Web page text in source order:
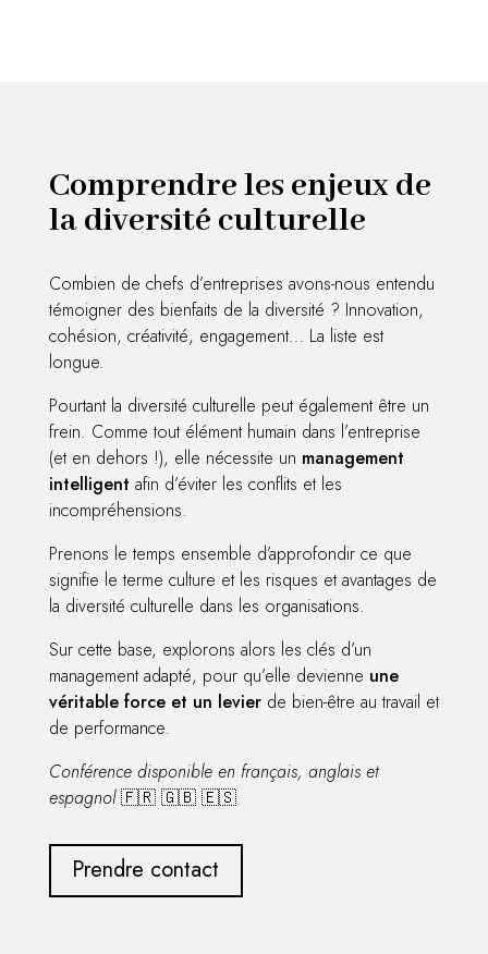
Comprendre les enjeux de
la diversité culturelle
​​Combien de chefs d’entreprises avons-nous entendu
témoigner des bienfaits de la diversité ? Innovation,
cohésion, créativité, engagement… La liste est
longue.
Pourtant la diversité culturelle peut également être un
frein. Comme tout élément humain dans l’entreprise
(et en dehors !), elle nécessite un management
intelligent afin d’éviter les conflits et les
incompréhensions.
Prenons le temps ensemble d’approfondir ce que
signifie le terme culture et les risques et avantages de
la diversité culturelle dans les organisations.
Sur cette base, explorons alors les clés d’un
management adapté, pour qu’elle devienne une
véritable force et un levierde bien-être au travail et
de performance.
Conférence disponible en français, anglais et
espagnol🇫🇷 🇬🇧 🇪🇸
Prendre contact